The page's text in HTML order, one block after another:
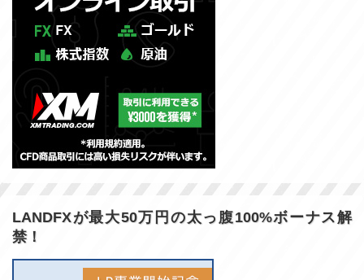
LANDFXが最大50万円の太っ腹100%ボーナス解
禁！